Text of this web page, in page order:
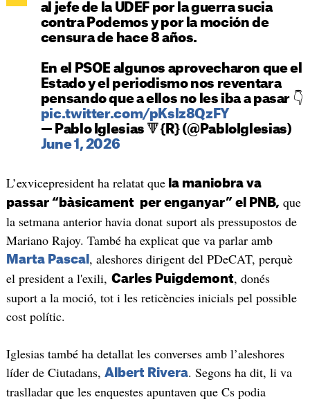
al jefe de la UDEF por la guerra sucia
contra Podemos y por la moción de
censura de hace 8 años.
En el PSOE algunos aprovecharon que el
Estado y el periodismo nos reventara
pensando que a ellos no les iba a pasar 👇
pic.twitter.com/pKslz8QzFY
— Pablo Iglesias 🔻{R} (@PabloIglesias)
June 1, 2026
L’exvicepresident ha relatat quela maniobra va
passar “bàsicament per enganyar” el PNB, que
la setmana anterior havia donat suport als pressupostos de
Mariano Rajoy. També ha explicat que va parlar amb
Marta Pascal , aleshores dirigent del PDeCAT, perquè
el president a l'exili, Carles Puigdemont, donés
suport a la moció, tot i les reticències inicials pel possible
cost polític.
Iglesias també ha detallat les converses amb l’aleshores
líder de Ciutadans, Albert Rivera. Segons ha dit, li va
traslladar que les enquestes apuntaven que Cs podia